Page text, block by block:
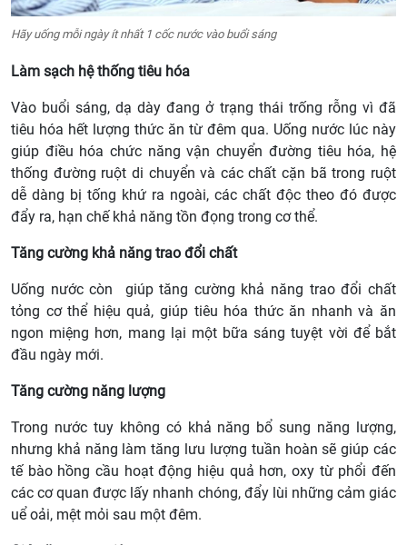
Hãy uống mỗi ngày ít nhất 1 cốc nước vào buổi sáng
Làm sạch hệ thống tiêu hóa
Vào buổi sáng, dạ dày đang ở trạng thái trống rỗng vì đã
tiêu hóa hết lượng thức ăn từ đêm qua. Uống nước lúc này
giúp điều hóa chức năng vận chuyển đường tiêu hóa, hệ
thống đường ruột di chuyển và các chất cặn bã trong ruột
dễ dàng bị tống khứ ra ngoài, các chất độc theo đó được
đẩy ra, hạn chế khả năng tồn đọng trong cơ thể.
Tăng cường khả năng trao đổi chất
Uống nước còn giúp tăng cường khả năng trao đổi chất
tỏng cơ thể hiệu quả, giúp tiêu hóa thức ăn nhanh và ăn
ngon miệng hơn, mang lại một bữa sáng tuyệt vời để bắt
đầu ngày mới.
Tăng cường năng lượng
Trong nước tuy không có khả năng bổ sung năng lượng,
nhưng khả năng làm tăng lưu lượng tuần hoàn sẽ giúp các
tế bào hồng cầu hoạt động hiệu quả hơn, oxy từ phổi đến
các cơ quan được lấy nhanh chóng, đẩy lùi những cảm giác
uể oải, mệt mỏi sau một đêm.